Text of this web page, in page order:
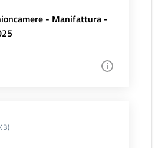
- Manifattura -